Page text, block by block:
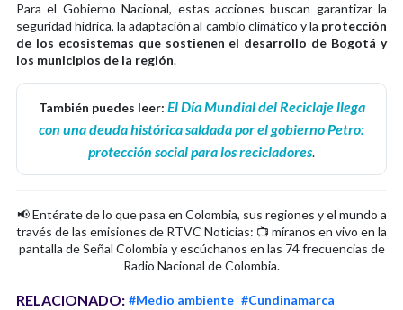
Para el Gobierno Nacional, estas acciones buscan garantizar la
seguridad hídrica, la adaptación al cambio climático y la protección
de los ecosistemas que sostienen el desarrollo de Bogotá y
los municipios de la región.
También puedes leer: El Día Mundial del Reciclaje llega
con una deuda histórica saldada por el gobierno Petro:
protección social para los recicladores.
📢 Entérate de lo que pasa en Colombia, sus regiones y el mundo a
través de las emisiones de RTVC Noticias: 📺 míranos en vivo en la
pantalla de Señal Colombia y escúchanos en las 74 frecuencias de
Radio Nacional de Colombia.
RELACIONADO: #Medio ambiente #Cundinamarca